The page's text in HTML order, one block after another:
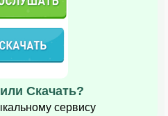
Скачать?
сервису